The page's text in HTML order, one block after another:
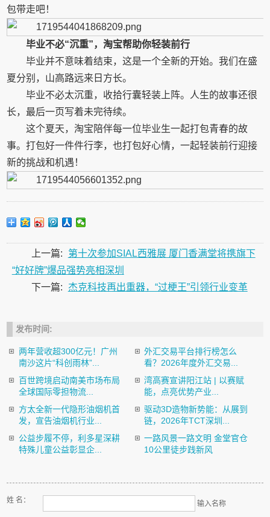
包带走吧！
毕业不必“沉重”，淘宝帮助你轻装前行
毕业并不意味着结束，这是一个全新的开始。我们在盛
夏分别，山高路远来日方长。
毕业不必太沉重，收拾行囊轻装上阵。人生的故事还很
长，最后一页写着未完待续。
这个夏天，淘宝陪伴每一位毕业生一起打包青春的故
事。打包好一件件行李，也打包好心情，一起轻装前行迎接
新的挑战和机遇！
上一篇:
第十次参加SIAL西雅展 厦门香满堂将携旗下
“好好牌”爆品强势亮相深圳
下一篇:
杰克科技再出重器，“过梗王”引领行业变革
发布时间:
两年营收超300亿元！广州
南沙这片“科创雨林”...
外汇交易平台排行榜怎么
看？2026年度外汇交易...
百世跨境启动南美市场布局
全球国际零担物流...
湾高赛宣讲阳江站 | 以赛赋
能，点亮优势产业...
方太全新一代隐形油烟机首
发，宣告油烟机行业...
驱动3D造物新势能：从展到
链，2026年TCT深圳...
公益步履不停，利多星深耕
特殊儿童公益彰显企...
一路风景一路文明 金堂官仓
10公里徒步践新风
姓 名： 输入名称